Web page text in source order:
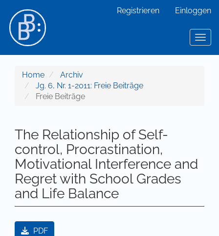
Hauptinhalt
Sidebar
Registrieren Einloggen
Home
Archiv
Jg. 6, Nr. 1-2011: Freie Beiträge
Freie Beiträge
The Relationship of Self-
control, Procrastination,
Motivational Interference and
Regret with School Grades
and Life Balance
Artikel-Sidebar
PDF